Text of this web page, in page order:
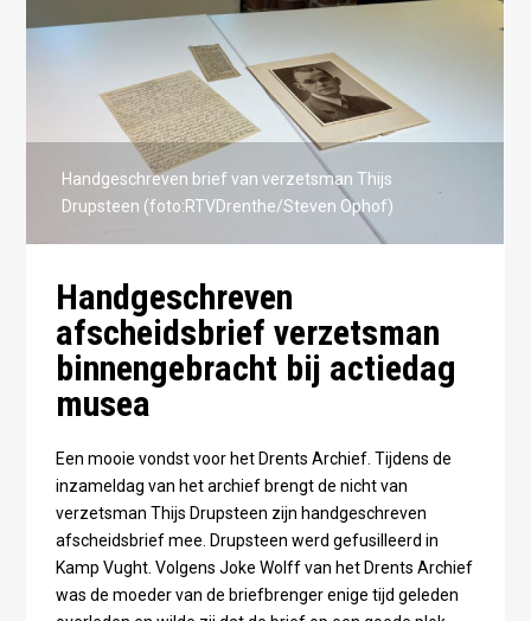
Handgeschreven brief van verzetsman Thijs
Drupsteen (foto:RTVDrenthe/Steven Ophof)
Handgeschreven
afscheidsbrief verzetsman
binnengebracht bij actiedag
musea
Een mooie vondst voor het Drents Archief. Tijdens de
inzameldag van het archief brengt de nicht van
verzetsman Thijs Drupsteen zijn handgeschreven
afscheidsbrief mee. Drupsteen werd gefusilleerd in
Kamp Vught. Volgens Joke Wolff van het Drents Archief
was de moeder van de briefbrenger enige tijd geleden